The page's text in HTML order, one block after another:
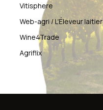
Vitisphere
Web-agri / L'Éleveur laitier
Wine4Trade
Agriflix